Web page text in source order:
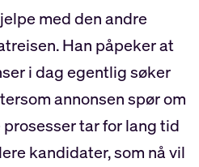
med den andre
Han påpeker at
i dag egentlig søker
annonsen spør om
tar for lang tid
kandidater, som nå vil